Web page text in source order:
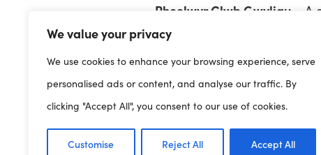
We value your privacy
We use cookies to enhance your browsing experience, serve
personalised ads or content, and analyse our traffic. By
clicking "Accept All", you consent to our use of cookies.
Customise Reject All Accept All
Rheolwyr Clwb Gwyliau –
A
gweill? A ydych chi wedi
Staff yn y Clwb –Ydych
academaidd yn unig?
gwyliau yn unig?
Mae ein gwefan yn cynnig